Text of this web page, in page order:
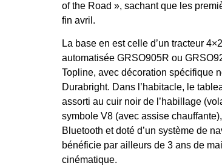
of the Road », sachant que les
fin avril.
La base en est celle d’un tracteur
automatisée GRSO905R ou
Topline, avec décoration spécifique
Durabright. Dans l’habitacle, le
assorti au cuir noir de l’habillage
symbole V8 (avec assise
Bluetooth et doté d’un système de
bénéficie par ailleurs de 3 ans de
cinématique.